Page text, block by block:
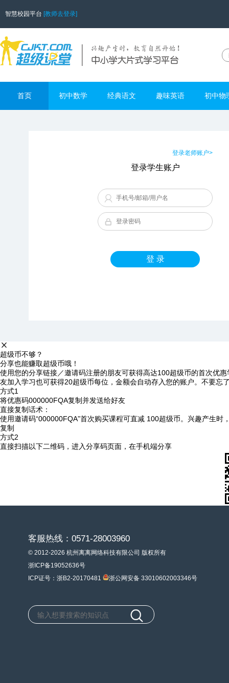
智慧校园平台 [教师去登录]
首页 初中数学 经典语文 趣味英语 初中物
登录老师账户>
登录学生账户
登 录
超级币不够？
分享也能赚取超级币哦！
使用您的分享链接／邀请码注册的朋友可获得高达100超级币的首次优
友加入学习也可获得20超级币每位，金额会自动存入您的账户。不要忘
方式1
将优惠码000000FQA复制并发送给好友
直接复制话术：
使用邀请码“000000FQA”首次购买课程可直减 100超级币。兴趣产生时
复制
方式2
直接扫描以下二维码，进入分享码页面，在手机端分享
客服热线：0571-28003960
© 2012-2026 杭州离离网络科技有限公司 版权所有
浙ICP备19052636号
ICP证号：浙B2-20170481
浙公网安备 33010602003346号